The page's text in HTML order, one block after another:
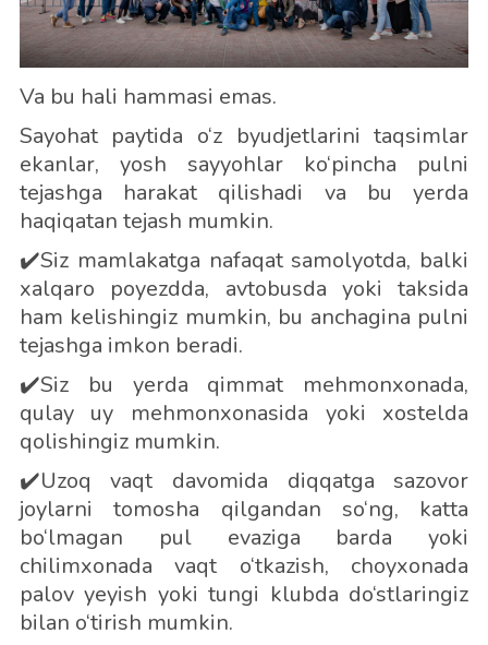
Va bu hali hammasi emas.
Sayohat paytida o‘z byudjetlarini taqsimlar
ekanlar, yosh sayyohlar ko‘pincha pulni
tejashga harakat qilishadi va bu yerda
haqiqatan tejash mumkin.
✔️Siz mamlakatga nafaqat samolyotda, balki
xalqaro poyezdda, avtobusda yoki taksida
ham kelishingiz mumkin, bu anchagina pulni
tejashga imkon beradi.
✔️Siz bu yerda qimmat mehmonxonada,
qulay uy mehmonxonasida yoki xostelda
qolishingiz mumkin.
✔️Uzoq vaqt davomida diqqatga sazovor
joylarni tomosha qilgandan so‘ng, katta
bo‘lmagan pul evaziga barda yoki
chilimxonada vaqt o‘tkazish, choyxonada
palov yeyish yoki tungi klubda do‘stlaringiz
bilan o‘tirish mumkin.